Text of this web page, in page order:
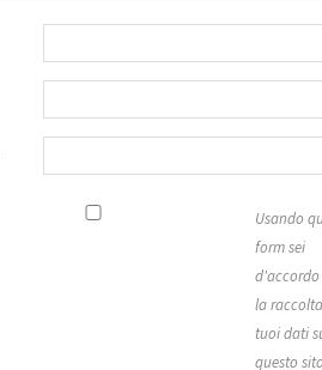
Usando
form sei
d'accordo
la
tuoi dati
questo sito